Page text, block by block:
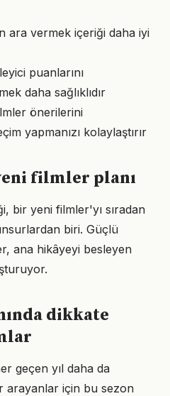
ara vermek içeriği daha iyi
puanlarını
daha sağlıklıdır
önerilerini
yapmanızı kolaylaştırır
filmler planı
bir yeni filmler'yı sıradan
biri. Güçlü
ana hikâyeyi besleyen
dikkate
geçen yıl daha da
arayanlar için bu sezon